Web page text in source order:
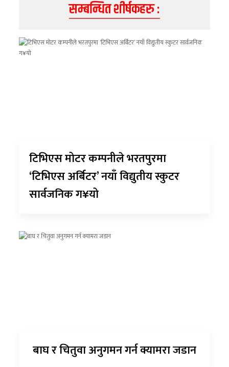
सम्बन्धित शीर्षकहरु :
टिभिएस मोटर कम्पनीले भरतपुरमा
‘टिभिएस अर्बिटर’ नयाँ विद्युतीय स्कुटर
सार्वजनिक ग¥यो
बाघ र चितुवा अनुगमन गर्न क्यामरा जडान